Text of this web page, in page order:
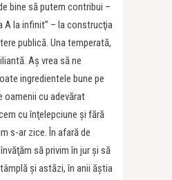
bine să putem contribui –
A la infinit” – la construcţia
publică. Una temperată,
Aş vrea să ne
ingredientele bune pe
oamenii cu adevărat
cu înţelepciune şi fără
s-ar zice. În afară de
să privim în jur şi să
şi astăzi, în anii ăştia